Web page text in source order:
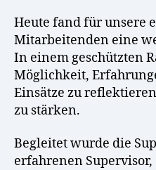
Heute fand für unsere
Mitarbeitenden eine
In einem geschützten
Möglichkeit,
Einsätze zu
zu stärken.
Begleitet wurde die
erfahrenen